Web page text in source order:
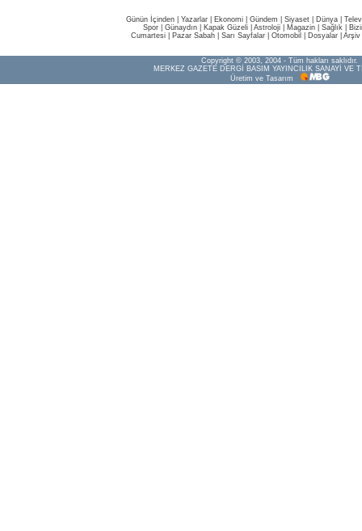
Günün İçinden Yazarlar Ekonomi Gündem Siyaset Dünya |
Spor
Günaydın Kapak Güzeli Astroloji Magazin Sağlık
Cumartesi
Pazar Sabah Sarı Sayfalar Otomobil Dosyalar Arşiv
Copyright © 2003, 2004 - Tüm hakları saklıdır.
MERKEZ GAZETE DERGİ BASIM YAYINCILIK SANAYİ VE
Üretim ve Tasarım